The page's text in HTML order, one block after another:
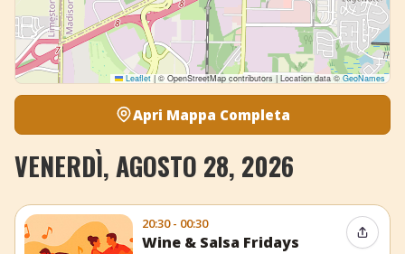
Leaflet |© OpenStreetMap contributors | Location data ©GeoNames
Apri Mappa Completa
VENERDÌ, AGOSTO 28, 2026
20:30 - 00:30
Wine & Salsa Fridays